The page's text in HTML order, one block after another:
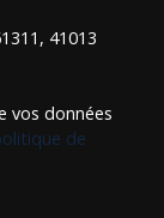
41013
vos données
de